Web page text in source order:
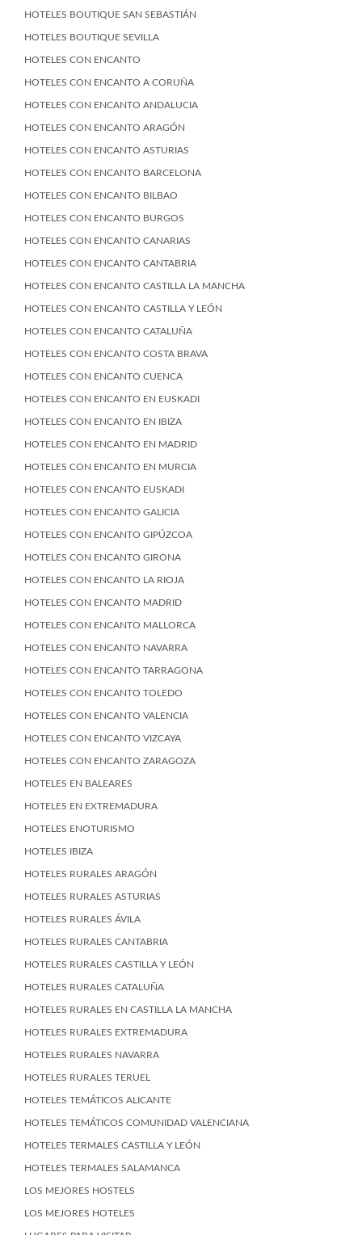
HOTELES BOUTIQUE SAN SEBASTIÁN
HOTELES BOUTIQUE SEVILLA
HOTELES CON ENCANTO
HOTELES CON ENCANTO A CORUÑA
HOTELES CON ENCANTO ANDALUCIA
HOTELES CON ENCANTO ARAGÓN
HOTELES CON ENCANTO ASTURIAS
HOTELES CON ENCANTO BARCELONA
HOTELES CON ENCANTO BILBAO
HOTELES CON ENCANTO BURGOS
HOTELES CON ENCANTO CANARIAS
HOTELES CON ENCANTO CANTABRIA
HOTELES CON ENCANTO CASTILLA LA MANCHA
HOTELES CON ENCANTO CASTILLA Y LEÓN
HOTELES CON ENCANTO CATALUÑA
HOTELES CON ENCANTO COSTA BRAVA
HOTELES CON ENCANTO CUENCA
HOTELES CON ENCANTO EN EUSKADI
HOTELES CON ENCANTO EN IBIZA
HOTELES CON ENCANTO EN MADRID
HOTELES CON ENCANTO EN MURCIA
HOTELES CON ENCANTO EUSKADI
HOTELES CON ENCANTO GALICIA
HOTELES CON ENCANTO GIPÚZCOA
HOTELES CON ENCANTO GIRONA
HOTELES CON ENCANTO LA RIOJA
HOTELES CON ENCANTO MADRID
HOTELES CON ENCANTO MALLORCA
HOTELES CON ENCANTO NAVARRA
HOTELES CON ENCANTO TARRAGONA
HOTELES CON ENCANTO TOLEDO
HOTELES CON ENCANTO VALENCIA
HOTELES CON ENCANTO VIZCAYA
HOTELES CON ENCANTO ZARAGOZA
HOTELES EN BALEARES
HOTELES EN EXTREMADURA
HOTELES ENOTURISMO
HOTELES IBIZA
HOTELES RURALES ARAGÓN
HOTELES RURALES ASTURIAS
HOTELES RURALES ÁVILA
HOTELES RURALES CANTABRIA
HOTELES RURALES CASTILLA Y LEÓN
HOTELES RURALES CATALUÑA
HOTELES RURALES EN CASTILLA LA MANCHA
HOTELES RURALES EXTREMADURA
HOTELES RURALES NAVARRA
HOTELES RURALES TERUEL
HOTELES TEMÁTICOS ALICANTE
HOTELES TEMÁTICOS COMUNIDAD VALENCIANA
HOTELES TERMALES CASTILLA Y LEÓN
HOTELES TERMALES SALAMANCA
LOS MEJORES HOSTELS
LOS MEJORES HOTELES